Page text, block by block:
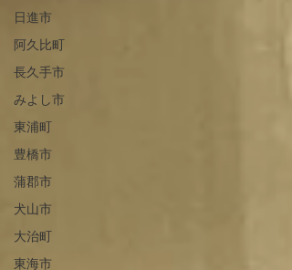
日進市
阿久比町
長久手市
みよし市
東浦町
豊橋市
蒲郡市
犬山市
大治町
東海市